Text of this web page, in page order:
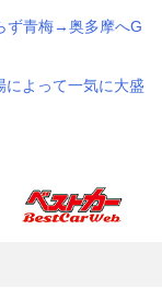
ず青梅→奥多摩へG
よって一気に大盛